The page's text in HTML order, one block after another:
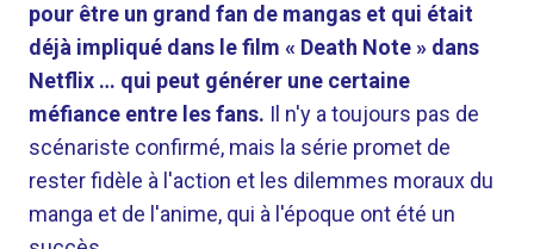
pour être un grand fan de mangas et qui était
déjà impliqué dans le film « Death Note » dans
Netflix … qui peut générer une certaine
méfiance entre les fans. Il n'y a toujours pas de
scénariste confirmé, mais la série promet de
rester fidèle à l'action et les dilemmes moraux du
manga et de l'anime, qui à l'époque ont été un